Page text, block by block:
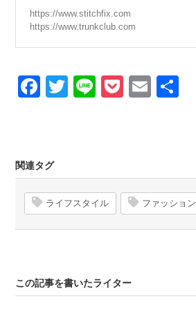
https://www.stitchfix.com
https://www.trunkclub.com
Facebook
Twitter
LinePocket
Email
関連タグ
ライフスタイル ファッション
この記事を書いたライター